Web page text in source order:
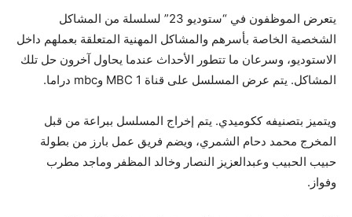
يتعرض الموظفون في “ستوديو 23” لسلسلة من المشاكل
الشخصية الخاصة بأسرهم والمشاكل المهنية المتعلقة بعملهم داخل
الاستوديو، وسرعان ما تتطور الأحداث عندما يحاول آخرون حل تلك
المشاكل. يتم عرض المسلسل على قناة MBC 1 وmbc دراما.
ويتميز بتصنيفه ككوميدي. يتم إخراج المسلسل ببراعة من قبل
المخرج محمد دحام الشمري، ويضم فريق عمل بارز من بطولة
حبيب الحبيب وعبدالعزيز النصار وخالد المظفر وماجد مطرب
وفواز.